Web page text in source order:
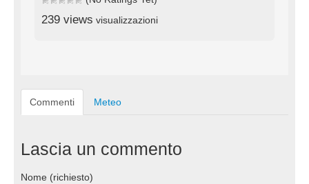
239 views visualizzazioni
Commenti Meteo
Lascia un commento
Nome (richiesto)